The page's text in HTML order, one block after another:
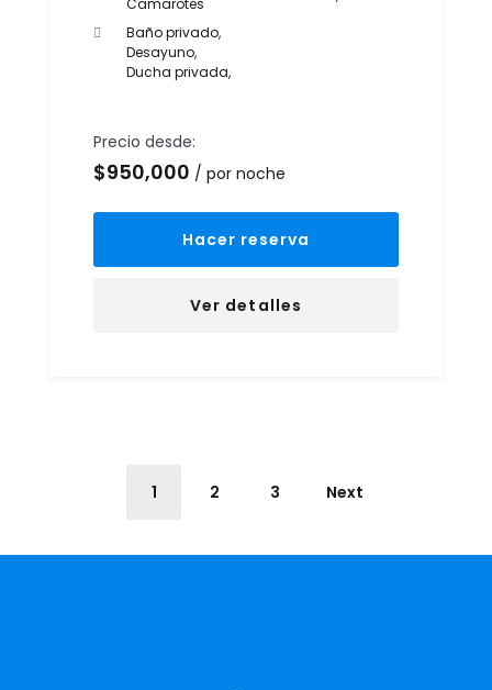
Camarotes
Baño privado,
Desayuno,
Ducha privada,
Precio desde:
$950,000 por noche
Hacer reserva
Ver detalles
1 2 3 Next